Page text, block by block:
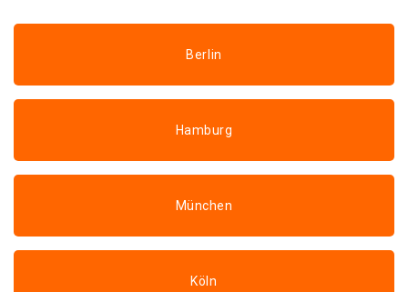
Berlin
Hamburg
München
Köln